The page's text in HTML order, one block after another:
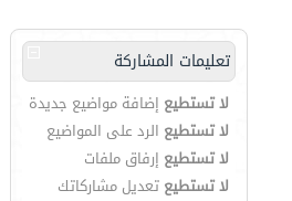
تعليمات المشاركة
لا تستطيع إضافة مواضيع جديدة
لا تستطيع الرد على المواضيع
لا تستطيع إرفاق ملفات
لا تستطيع تعديل مشاركاتك